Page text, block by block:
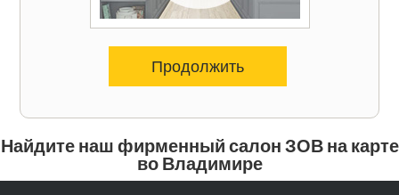
Продолжить
Найдите наш фирменный салон ЗОВ на карте
во Владимире